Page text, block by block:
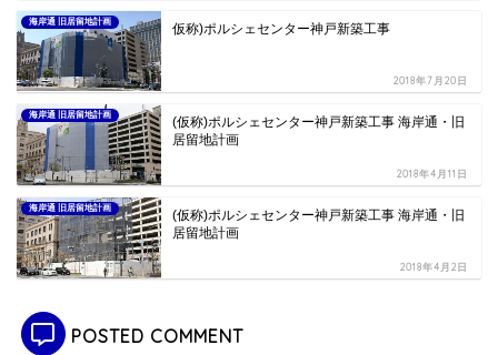
海岸通 旧居留地計画 仮称)ポルシェセンター神戸新築工事
2018年7月20日
海岸通 旧居留地計画
(仮称)ポルシェセンター神戸新築工事 海岸通・旧
居留地計画
2018年4月11日
海岸通 旧居留地計画
(仮称)ポルシェセンター神戸新築工事 海岸通・旧
居留地計画
2018年4月2日
POSTED COMMENT